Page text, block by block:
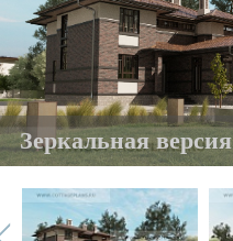
Зеркальная версия